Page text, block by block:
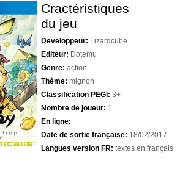
Cractéristiques
du jeu
Developpeur: Lizardcube
Editeur: Dotemu
Genre: action
Thème: mignon
Classification PEGI: 3+
Nombre de joueur: 1
En ligne:
Date de sortie française: 18/02/2017
Langues version FR: textes en français